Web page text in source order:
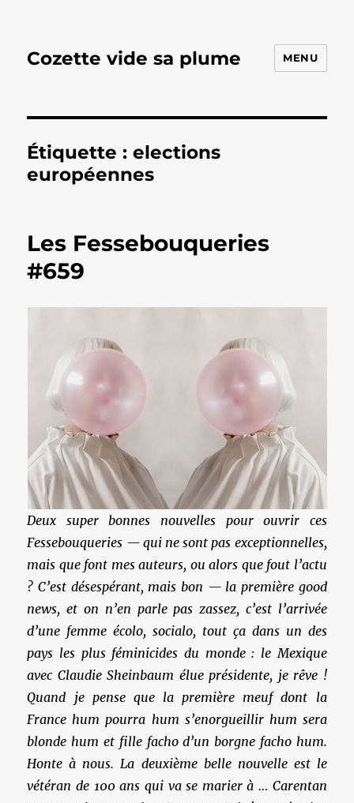
Cozette vide sa plume MENU
Étiquette :elections
européennes
Les Fessebouqueries
#659
Deux super bonnes nouvelles pour ouvrir ces
Fessebouqueries — qui ne sont pas exceptionnelles,
mais que font mes auteurs, ou alors que fout l’actu
? C’est désespérant, mais bon — la première good
news, et on n’en parle pas zassez, c’est l’arrivée
d’une femme écolo, socialo, tout ça dans un des
pays les plus féminicides du monde : le Mexique
avec Claudie Sheinbaum élue présidente, je rêve !
Quand je pense que la première meuf dont la
France hum pourra hum s’enorgueillir hum sera
blonde hum et fille facho d’un borgne facho hum.
Honte à nous. La deuxième belle nouvelle est le
vétéran de 100 ans qui va se marier à … Carentan